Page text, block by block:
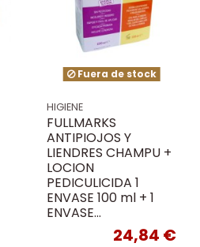
Fuera de stock
HIGIENE
FULLMARKS
ANTIPIOJOS Y
LIENDRES CHAMPU +
LOCION
PEDICULICIDA 1
ENVASE 100 ml + 1
ENVASE...
24,84 €